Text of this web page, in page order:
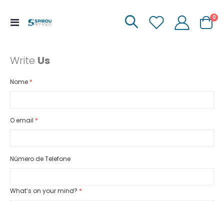
Menu
0
Write Us
Nome
O email
Número de Telefone
What’s on your mind?